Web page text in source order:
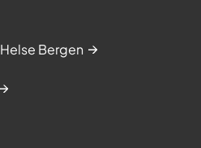
Bergen